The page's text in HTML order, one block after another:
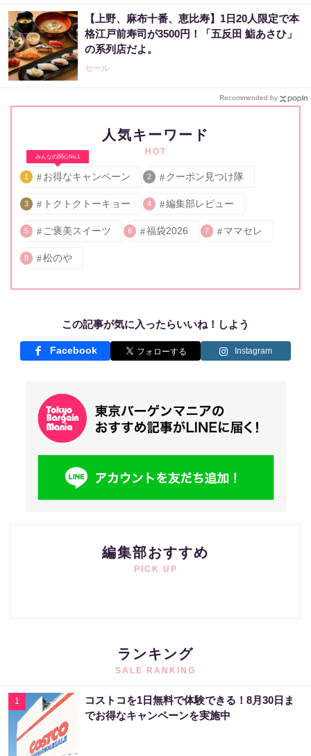
【上野、麻布十番、恵比寿】1日20人限定で本
格江戸前寿司が3500円！「五反田 鮨あさひ」
の系列店だよ。
セール
Recommended by
人気キーワード
HOT
みんなの関心No.1
1 お得なキャンペーン 2 クーポン見つけ隊
3 トクトクトーキョー 4 編集部レビュー
5 ご褒美スイーツ 6 福袋2026 7 ママセレ
8 松のや
この記事が気に入ったらいいね！しよう
Facebook Instagram
編集部おすすめ
PICK UP
ランキング
SALE RANKING
1
コストコを1日無料で体験できる！8月30日ま
でお得なキャンペーンを実施中